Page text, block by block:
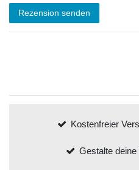
Rezension senden
Kostenfreier
Gestalte